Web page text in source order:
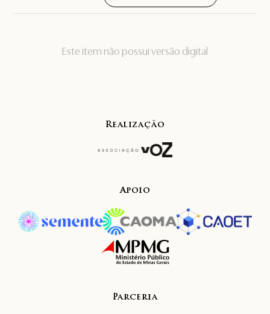
Este item não possui versão digital
Realização
Apoio
Parceria